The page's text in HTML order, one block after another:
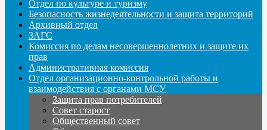
Отдел по культуре и туризму
Безопасность жизнедеятельности и защита территорий
Архивный отдел
ЗАГС
Комиссия по делам несовершеннолетних и защите их
прав
Административная комиссия
Отдел организационно-контрольной работы и
взаимодействия с органами МСУ
Защита прав потребителей
Совет старост
Общественный совет